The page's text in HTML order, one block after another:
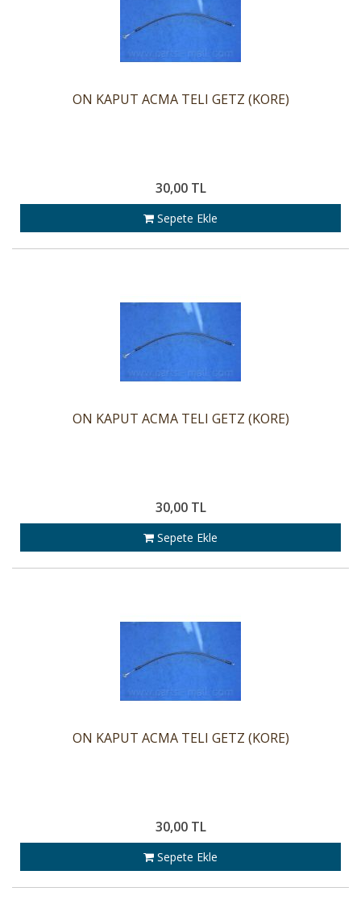
ON KAPUT ACMA TELI GETZ (KORE)
30,00 TL
Sepete Ekle
ON KAPUT ACMA TELI GETZ (KORE)
30,00 TL
Sepete Ekle
ON KAPUT ACMA TELI GETZ (KORE)
30,00 TL
Sepete Ekle